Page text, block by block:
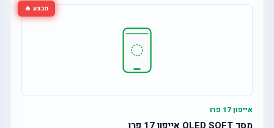
מבצע 🔥
אייפון 17 פרו
מסך OLED SOFT אייפון 17 פרו